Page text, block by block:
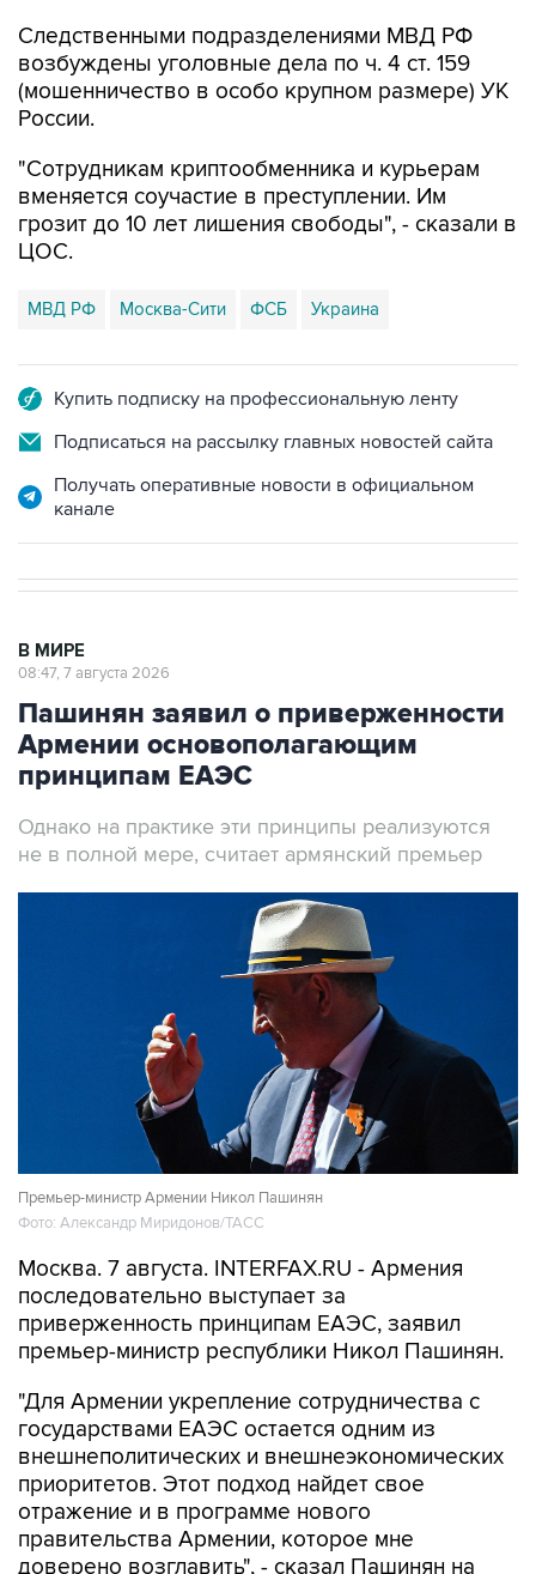
Следственными подразделениями МВД РФ
возбуждены уголовные дела по ч. 4 ст. 159
(мошенничество в особо крупном размере) УК
России.
"Сотрудникам криптообменника и курьерам
вменяется соучастие в преступлении. Им
грозит до 10 лет лишения свободы", - сказали в
ЦОС.
МВД РФ Москва-Сити ФСБ Украина
Купить подписку на профессиональную ленту
Подписаться на рассылку главных новостей сайта
Получать оперативные новости в официальном
канале
В МИРЕ
08:47, 7 августа 2026
Пашинян заявил о приверженности
Армении основополагающим
принципам ЕАЭС
Однако на практике эти принципы реализуются
не в полной мере, считает армянский премьер
Премьер-министр Армении Никол Пашинян
Фото: Александр Миридонов/ТАСС
Москва. 7 августа. INTERFAX.RU - Армения
последовательно выступает за
приверженность принципам ЕАЭС, заявил
премьер-министр республики Никол Пашинян.
"Для Армении укрепление сотрудничества с
государствами ЕАЭС остается одним из
внешнеполитических и внешнеэкономических
приоритетов. Этот подход найдет свое
отражение и в программе нового
правительства Армении, которое мне
доверено возглавить", - сказал Пашинян на